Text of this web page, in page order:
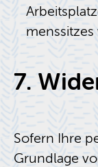
7.
So­fern Ihre
Grund­la­ge